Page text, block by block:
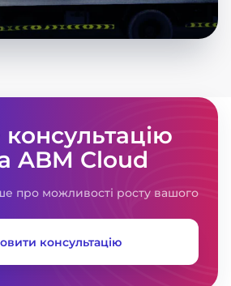
ABM Cloud
про можливості росту вашого
консультацію